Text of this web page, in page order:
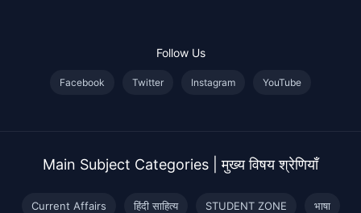
Follow Us
Facebook Twitter Instagram YouTube
Main Subject Categories | मुख्य विषय श्रेणियाँ
Current Affairs हिंदी साहित्य STUDENT ZONE भाषा